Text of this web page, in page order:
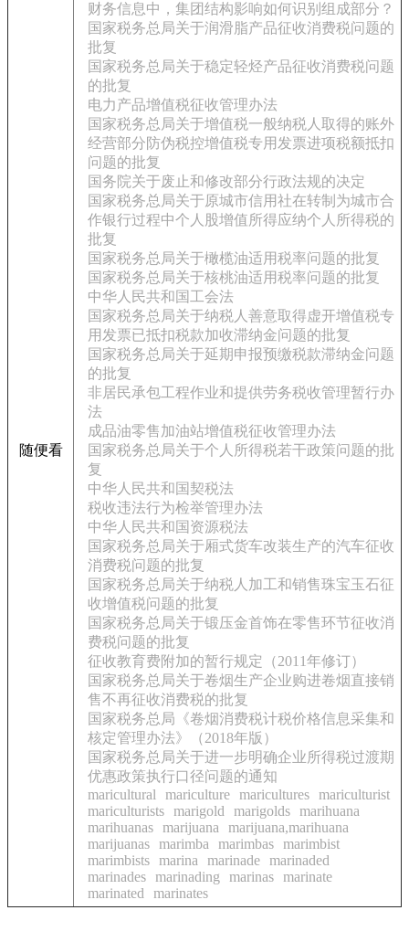
随便看
财务信息中，集团结构影响如何识别组成部分？
国家税务总局关于润滑脂产品征收消费税问题的
批复
国家税务总局关于稳定轻烃产品征收消费税问题
的批复
电力产品增值税征收管理办法
国家税务总局关于增值税一般纳税人取得的账外
经营部分防伪税控增值税专用发票进项税额抵扣
问题的批复
国务院关于废止和修改部分行政法规的决定
国家税务总局关于原城市信用社在转制为城市合
作银行过程中个人股增值所得应纳个人所得税的
批复
国家税务总局关于橄榄油适用税率问题的批复
国家税务总局关于核桃油适用税率问题的批复
中华人民共和国工会法
国家税务总局关于纳税人善意取得虚开增值税专
用发票已抵扣税款加收滞纳金问题的批复
国家税务总局关于延期申报预缴税款滞纳金问题
的批复
非居民承包工程作业和提供劳务税收管理暂行办
法
成品油零售加油站增值税征收管理办法
国家税务总局关于个人所得税若干政策问题的批
复
中华人民共和国契税法
税收违法行为检举管理办法
中华人民共和国资源税法
国家税务总局关于厢式货车改装生产的汽车征收
消费税问题的批复
国家税务总局关于纳税人加工和销售珠宝玉石征
收增值税问题的批复
国家税务总局关于锻压金首饰在零售环节征收消
费税问题的批复
征收教育费附加的暂行规定（2011年修订）
国家税务总局关于卷烟生产企业购进卷烟直接销
售不再征收消费税的批复
国家税务总局《卷烟消费税计税价格信息采集和
核定管理办法》（2018年版）
国家税务总局关于进一步明确企业所得税过渡期
优惠政策执行口径问题的通知
maricultural
mariculture maricultures mariculturist
mariculturists marigold marigolds marihuana
marihuanas marijuana
marijuana,marihuana
marijuanas marimba marimbas marimbist
marimbists marina marinade marinaded
marinades marinading marinas marinate
marinated
marinates